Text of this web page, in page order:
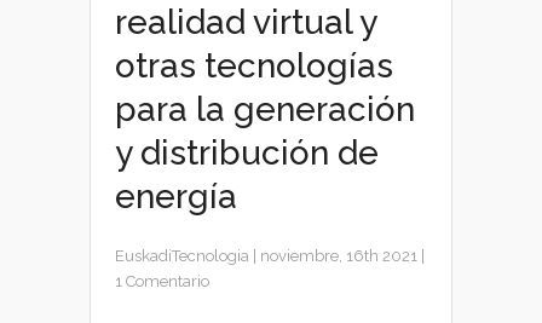
realidad virtual y
otras tecnologías
para la generación
y distribución de
energía
EuskadiTecnologia noviembre, 16th 2021
1 Comentario